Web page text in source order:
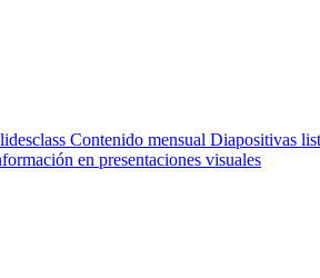
Contenido mensual Diapositivas
en presentaciones visuales